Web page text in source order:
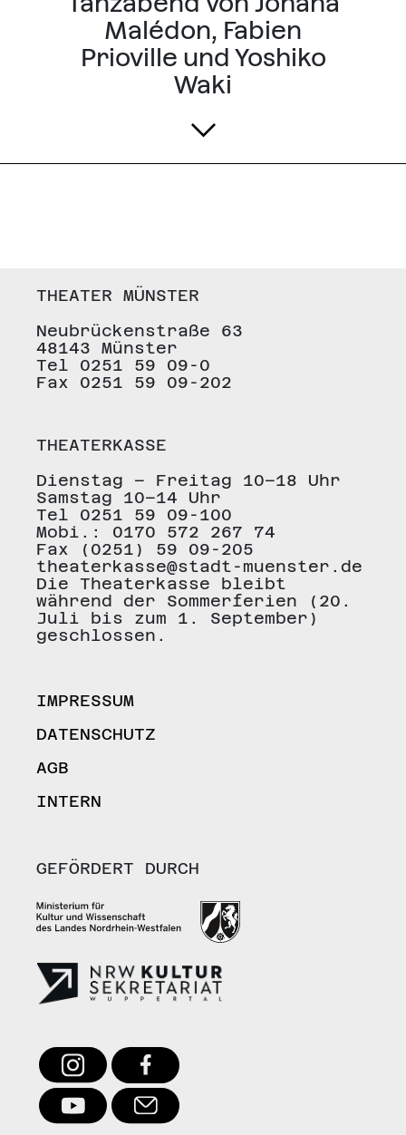
Malédon, Fabien
Prioville und Yoshiko
Waki
THEATER MÜNSTER
Neubrückenstraße 63
48143 Münster
Tel 0251 59 09-0
Fax 0251 59 09-202
THEATERKASSE
Dienstag – Freitag 10–18 Uhr
Samstag 10–14 Uhr
Tel 0251 59 09-100
Mobi.: 0170 572 267 74
Fax (0251) 59 09-205
theaterkasse@stadt-muenster.de
Die Theaterkasse bleibt
während der Sommerferien (20.
Juli bis zum 1. September)
geschlossen.
IMPRESSUM
DATENSCHUTZ
AGB
INTERN
GEFÖRDERT DURCH